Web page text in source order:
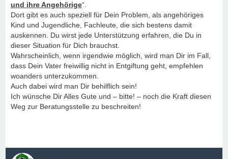
und ihre Angehörige“.
Dort gibt es auch speziell für Dein Problem, als angehöriges
Kind und Jugendliche, Fachleute, die sich bestens damit
auskennen. Du wirst jede Unterstützung erfahren, die Du in
dieser Situation für Dich brauchst.
Wahrscheinlich, wenn irgendwie möglich, wird man Dir im Fall,
dass Dein Vater freiwillig nicht in Entgiftung geht, empfehlen
woanders unterzukommen.
Auch dabei wird man Dir behilflich sein!
Ich wünsche Dir Alles Gute und – bitte! – noch die Kraft diesen
Weg zur Beratungsstelle zu beschreiten!